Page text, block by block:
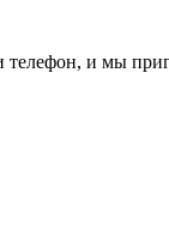
и мы